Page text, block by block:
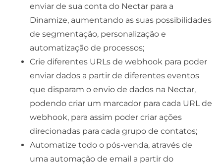
enviar de sua conta do Nectar para a
Dinamize, aumentando as suas possibilidades
de segmentação, personalização e
automatização de processos;
Crie diferentes URLs de webhook para poder
enviar dados a partir de diferentes eventos
que disparam o envio de dados na Nectar,
podendo criar um marcador para cada URL de
webhook, para assim poder criar ações
direcionadas para cada grupo de contatos;
Automatize todo o pós-venda, através de
uma automação de email a partir do